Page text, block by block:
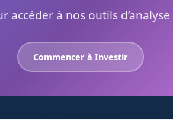
accéder à nos outils
Commencer à Investir